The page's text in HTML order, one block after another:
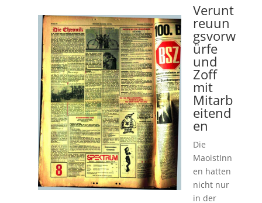
Verunt
reuun
gsvorw
ürfe
und
Zoff
mit
Mitarb
eitend
en
Die
MaoistInn
en hatten
nicht nur
in der